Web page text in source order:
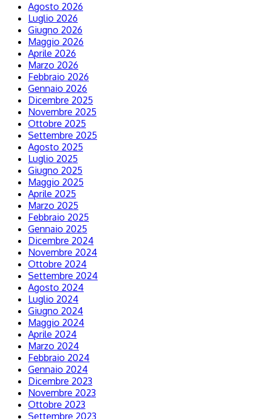
Agosto 2026
Luglio 2026
Giugno 2026
Maggio 2026
Aprile 2026
Marzo 2026
Febbraio 2026
Gennaio 2026
Dicembre 2025
Novembre 2025
Ottobre 2025
Settembre 2025
Agosto 2025
Luglio 2025
Giugno 2025
Maggio 2025
Aprile 2025
Marzo 2025
Febbraio 2025
Gennaio 2025
Dicembre 2024
Novembre 2024
Ottobre 2024
Settembre 2024
Agosto 2024
Luglio 2024
Giugno 2024
Maggio 2024
Aprile 2024
Marzo 2024
Febbraio 2024
Gennaio 2024
Dicembre 2023
Novembre 2023
Ottobre 2023
Settembre 2023